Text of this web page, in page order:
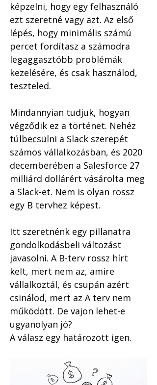
képzelni, hogy egy felhasználó
ezt szeretné vagy azt. Az első
lépés, hogy minimális számú
percet fordítasz a számodra
legaggasztóbb problémák
kezelésére, és csak használod,
teszteled.
Mindannyian tudjuk, hogyan
végződik ez a történet. Nehéz
túlbecsülni a Slack szerepét
számos vállalkozásban, és 2020
decemberében a Salesforce 27
milliárd dollárért vásárolta meg
a Slack-et. Nem is olyan rossz
egy B tervhez képest.
Itt szeretnénk egy pillanatra
gondolkodásbeli változást
javasolni. A B-terv rossz hírt
kelt, mert nem az, amire
vállalkoztál, és csupán azért
csinálod, mert az A terv nem
működött. De vajon lehet-e
ugyanolyan jó?
A válasz egy határozott igen.